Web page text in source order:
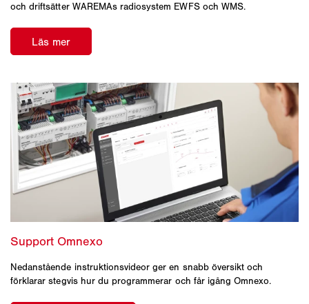
och driftsätter WAREMAs radiosystem EWFS och WMS.
Nedanstående instruktionsvideor ger en snabb översikt och
förklarar stegvis hur du programmerar och får igång Omnexo.